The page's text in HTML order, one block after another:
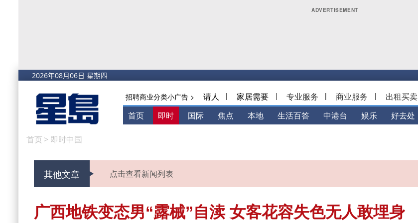
招聘商业分类小广告 > 请人 | 家居需要 | 专业服务 | 商业服务 | 出租买卖
首页 即时 国际 焦点 本地 生活百答 中港台 娱乐 好去处
首页 > 即时中国
其他文章 点击查看新闻列表
广西地铁变态男“露械”自渎 女客花容失色无人敢埋身